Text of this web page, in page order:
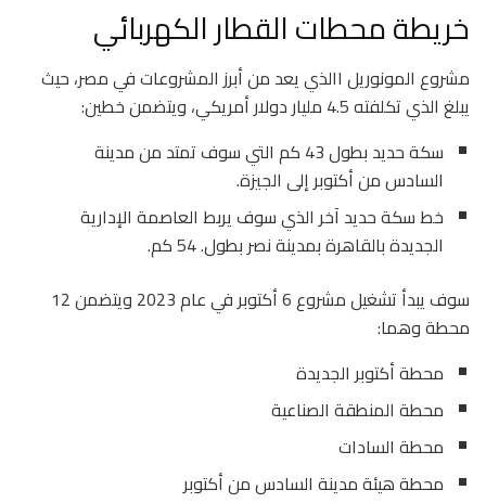
خريطة محطات القطار الكهربائي
مشروع المونوريل االذي يعد من أبرز المشروعات في مصر، حيث
يبلغ الذي تكلفته 4.5 مليار دولار أمريكي، ويتضمن خطين:
سكة حديد بطول 43 كم التي سوف تمتد من مدينة
السادس من أكتوبر إلى الجيزة.
خط سكة حديد آخر الذي سوف يربط العاصمة الإدارية
الجديدة بالقاهرة بمدينة نصر بطول. 54 كم.
سوف يبدأ تشغيل مشروع 6 أكتوبر في عام 2023 ويتضمن 12
محطة وهما:
محطة أكتوبر الجديدة
محطة المنطقة الصناعية
محطة السادات
محطة هيئة مدينة السادس من أكتوبر